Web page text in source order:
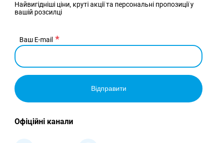
Найвигідніші ціни, круті акції та персональні пропозиції у
вашій розсилці
Ваш E-mail
Відправити
Офіційні канали